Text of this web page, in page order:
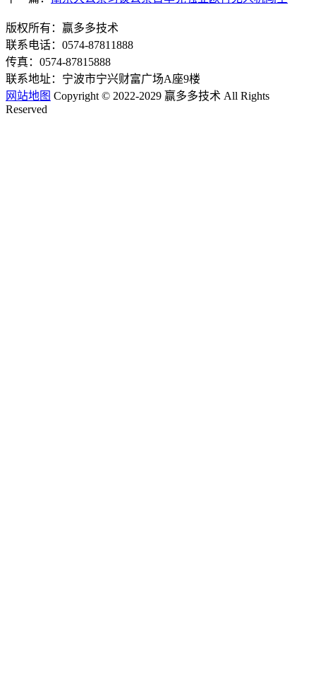
版权所有：赢多多技术
联系电话：0574-87811888
传真：0574-87815888
联系地址：宁波市宁兴财富广场A座9楼
网站地图 Copyright © 2022-2029 赢多多技术 All Rights
Reserved